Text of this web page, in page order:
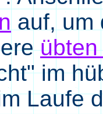
auf, um
im
Laufe